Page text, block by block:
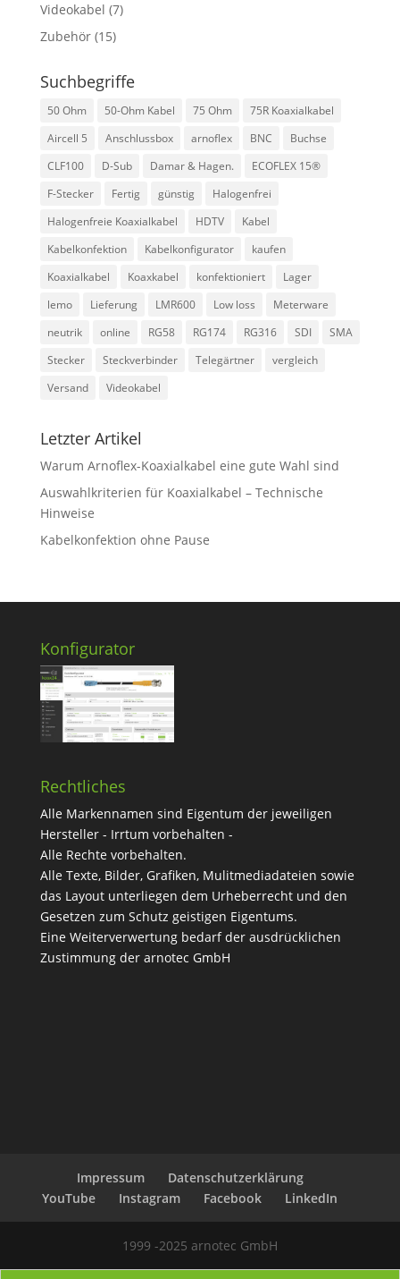
Videokabel (7)
Zubehör(15)
Suchbegriffe
50 Ohm 50-Ohm Kabel 75 Ohm
75R Koaxialkabel
Aircell 5
Anschlussbox arnoflex BNC
Buchse
CLF100
D-Sub Damar & Hagen.
ECOFLEX 15®
F-Stecker
Fertig günstig
Halogenfrei
Halogenfreie Koaxialkabel
HDTV
Kabel
Kabelkonfektion
Kabelkonfigurator
kaufen
Koaxialkabel
Koaxkabel konfektioniert
Lager
lemo
Lieferung LMR600 Low loss
Meterware
neutrik
online RG58 RG174 RG316 SDI
SMA
Stecker
Steckverbinder Telegärtner
vergleich
Versand
Videokabel
Letzter Artikel
Warum Arnoflex-Koaxialkabel eine gute Wahl sind
Auswahlkriterien für Koaxialkabel – Technische
Hinweise
Kabelkonfektion ohne Pause
Konfigurator
Rechtliches
Alle Markennamen sind Eigentum der jeweiligen
Hersteller - Irrtum vorbehalten -
Alle Rechte vorbehalten.
Alle Texte, Bilder, Grafiken, Mulitmediadateien sowie
das Layout unterliegen dem Urheberrecht und den
Gesetzen zum Schutz geistigen Eigentums.
Eine Weiterverwertung bedarf der ausdrücklichen
Zustimmung der arnotec GmbH
Impressum
Datenschutzerklärung
YouTube
Instagram Facebook LinkedIn
1999 -2025 arnotec GmbH